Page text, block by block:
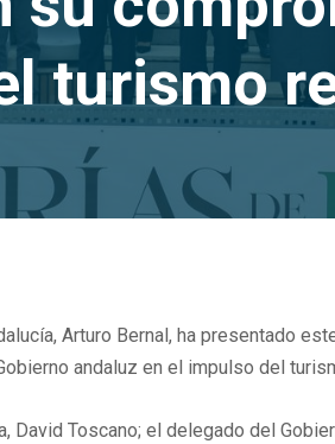
turismo
Arturo Bernal, ha presentado
andaluz en el impulso del
David Toscano; el delegado del